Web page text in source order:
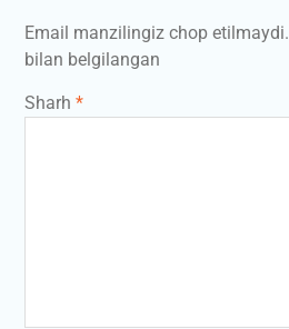
Email manzilingiz chop etilmaydi.
bilan belgilangan
Sharh *